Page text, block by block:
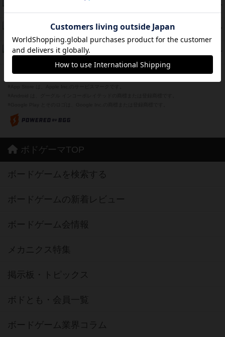
PT
PT
Bitter End ブタペスト救出作戦
PT
ドコジャン
ボドゲーマTOP
ボードゲームを検索する
ボードゲームの新着レビュー
ボードゲーム会情報
メカニクス特集
掲示板・トピックス
ボドとも・会員一覧
ボードゲーム業界コラム